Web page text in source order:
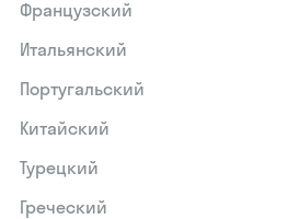
Французский
Итальянский
Португальский
Китайский
Турецкий
Греческий